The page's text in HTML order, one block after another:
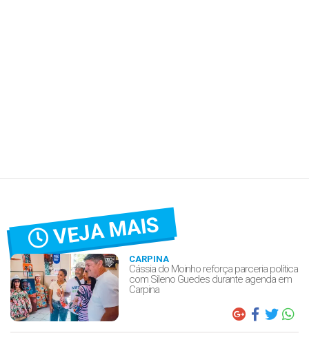
VEJA MAIS
CARPINA
Cássia do Moinho reforça parceria política
com Sileno Guedes durante agenda em
Carpina